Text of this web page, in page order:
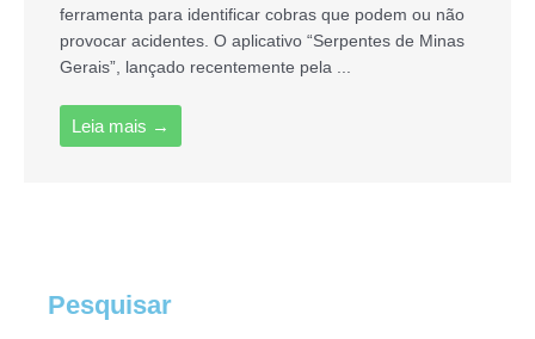
ferramenta para identificar cobras que podem ou não
provocar acidentes. O aplicativo “Serpentes de Minas
Gerais”, lançado recentemente pela ...
Leia mais →
Pesquisar